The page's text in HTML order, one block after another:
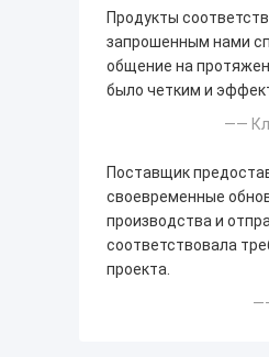
Продукты
запрошенным нами
общение на
было четким и
——
Поставщик
своевременные
производства и
соответствовала
проекта.